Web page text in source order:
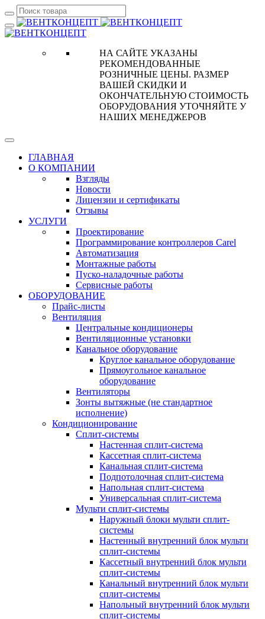
НА САЙТЕ УКАЗАНЫ
РЕКОМЕНДОВАННЫЕ
РОЗНИЧНЫЕ ЦЕНЫ. РАЗМЕР
ВАШЕЙ СКИДКИ И
ОКОНЧАТЕЛЬНУЮ СТОИМОСТЬ
ОБОРУДОВАНИЯ УТОЧНЯЙТЕ У
НАШИХ МЕНЕДЖЕРОВ
ГЛАВНАЯ
О КОМПАНИИ
Взгляды
Новости
Лицензии и сертификаты
Отзывы
УСЛУГИ
Проектирование
Программирование контроллеров Carel
Автоматизация
Монтажные работы
Пуско-наладочные работы
Сервисные работы
ОБОРУДОВАНИЕ
Прайс-листы
Вентиляция
Центральные кондиционеры
Вентиляционные установки
Канальное оборудование
Круглое канальное оборудование
Прямоугольное канальное
оборудование
Вентиляторы
Зонты вытяжные (не стандартное
исполнение)
Кондиционирование
Сплит-системы
Настенная сплит-система
Кассетная сплит-система
Канальная сплит-система
Подпотолочная сплит-система
Напольная сплит-система
Универсальная сплит-система
Мульти сплит-системы
Наружный блоки мульти сплит-
системы
Настенный внутренний блок мульти
сплит-системы
Кассетный внутренний блок мульти
сплит-системы
Канальный внутренний блок мульти
сплит-системы
Напольный внутренний блок мульти
сплит-системы